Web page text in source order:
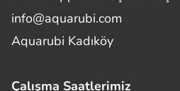
info@aquarubi.com
Aquarubi Kadıköy
Çalışma Saatlerimiz
Merhaba! Size nasıl yardımcı
olabilirim?